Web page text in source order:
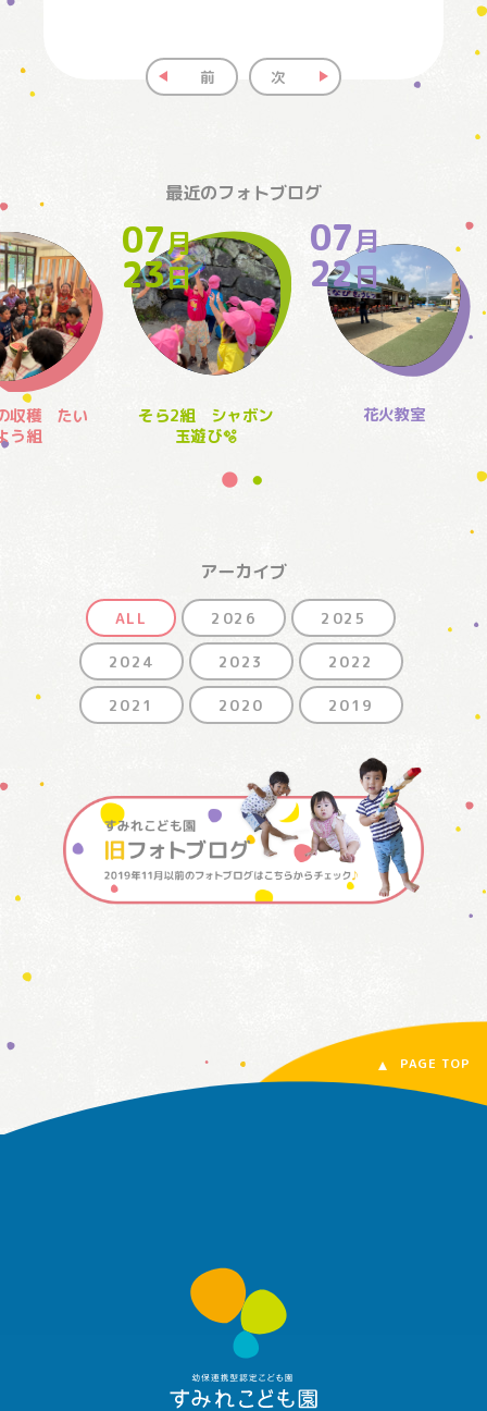
前 次
最近のフォトブログ
収穫 たい
う組
07月
23日
そら2組 シャボン
玉遊び🫧
07月
22日
花火教室
アーカイブ
ALL 2026 2025
2024 2023 2022
2021 2020 2019
PAGE TOP
も